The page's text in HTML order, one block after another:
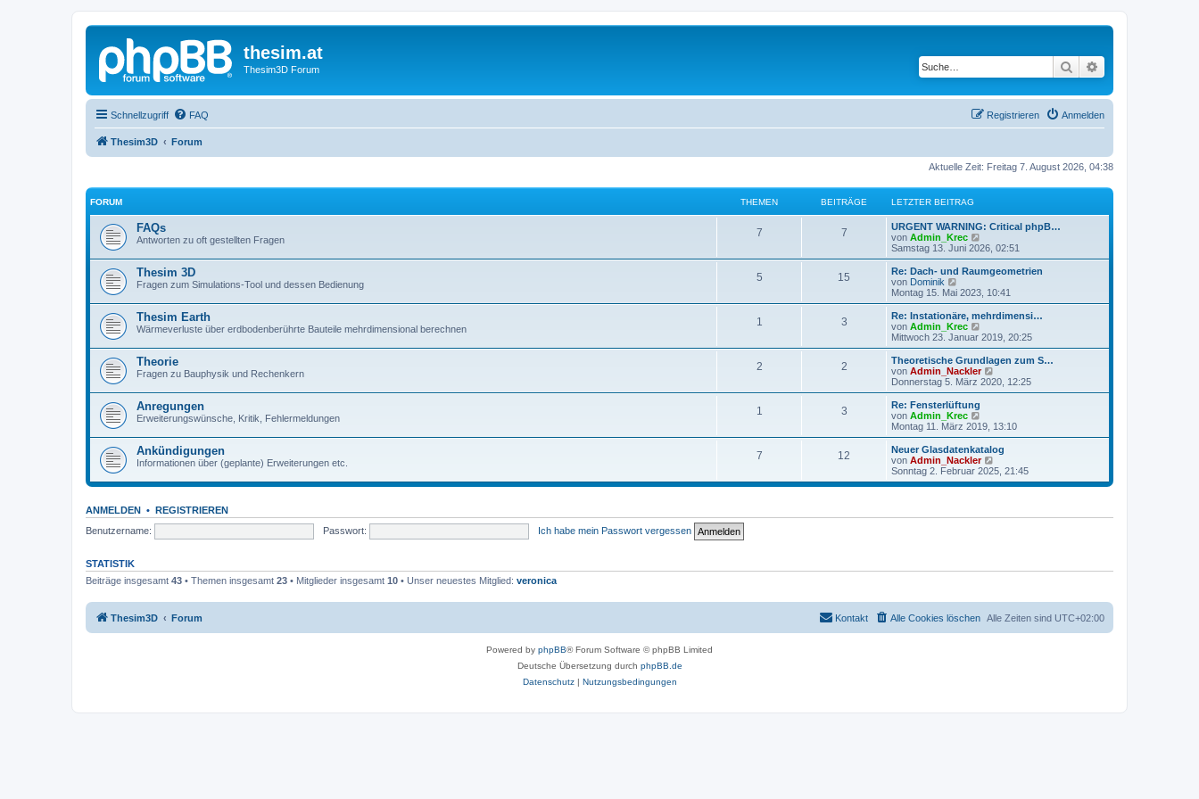
thesim.at
Thesim3D Forum Suche
Schnellzugriff FAQ Anmelden
Registrieren
Thesim3D Forum
Aktuelle Zeit: Freitag 7. August 2026, 04:38
FORUM THEMEN BEITRÄGE LETZTER BEITRAG
FAQs
Antworten zu oft gestellten Fragen
7 7
URGENT WARNING: Critical phpB…
von Admin_Krec
e
u
e
t
e
B
e
i
r
a
g
Samstag 13. Juni 2026, 02:51
Thesim 3D
Fragen zum Simulations-Tool und dessen Bedienung
5 15
Re: Dach- und Raumgeometrien
von Dominik
e
u
e
s
t
r
B
e
i
r
a
g
Montag 15. Mai 2023, 10:41
Thesim Earth
Wärmeverluste über erdbodenberührte Bauteile mehrdimensional berechnen
1 3
Re: Instationäre, mehrdimensi…
von Admin_Krec
e
u
e
s
t
e
i
r
a
g
Mittwoch 23. Januar 2019, 20:25
Theorie
Fragen zu Bauphysik und Rechenkern
2 2
Theoretische Grundlagen zum S…
von Admin_Nackler
e
u
t
B
e
i
t
g
Donnerstag 5. März 2020, 12:25
Anregungen
Erweiterungswünsche, Kritik, Fehlermeldungen
1 3
Re: Fensterlüftung
von Admin_Krec
e
u
e
s
t
r
i
Montag 11. März 2019, 13:10
Ankündigungen
Informationen über (geplante) Erweiterungen etc.
7 12
Neuer Glasdatenkatalog
von Admin_Nackler
e
u
Sonntag 2. Februar 2025, 21:45
ANMELDEN • REGISTRIEREN
Benutzername:
Passwort: Ich habe mein Passwort vergessen
STATISTIK
Beiträge insgesamt 43 • Themen insgesamt 23 • Mitglieder insgesamt 10 • Unser neuestes Mitglied: veronica
Thesim3D Forum Alle Zeiten sind UTC+02:00
Alle Cookies löschen
Kontakt
Powered by phpBB® Forum Software © phpBB Limited
Deutsche Übersetzung durch phpBB.de
Datenschutz| Nutzungsbedingungen